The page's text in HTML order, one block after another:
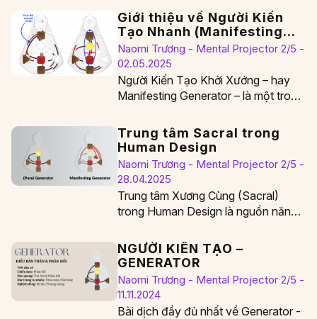
Giới thiệu về Người Kiến
Tạo Nhanh (Manifesting
Generator) trong Human
Design
Naomi Trương - Mental Projector 2/5 -
02.05.2025
Người Kiến Tạo Khởi Xướng – hay
Manifesting Generator – là một trong
hệ…
Trung tâm Sacral trong
Human Design
Naomi Trương - Mental Projector 2/5 -
28.04.2025
Trung tâm Xương Cùng (Sacral)
trong Human Design là nguồn năng
nhất.…
NGƯỜI KIẾN TẠO –
GENERATOR
Naomi Trương - Mental Projector 2/5 -
11.11.2024
Bài dịch đầy đủ nhất về Generator -